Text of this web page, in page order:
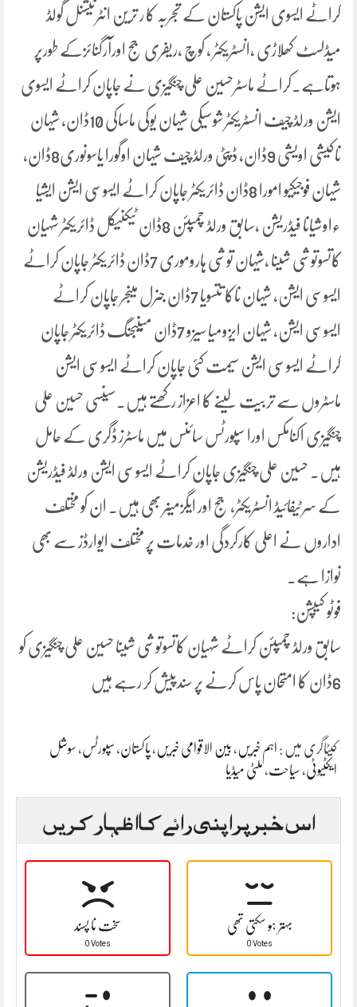
کراٹے ایسوی ایشن پاکستان کے تجربہ کا ر ترین انٹرنیشنل گولڈ
میڈلسٹ کھلاڑی ،انسٹریکٹر ، کوچ ،ریفری جج اورآرگنائزکے طورپر
ہوتاہے۔کراٹے ماسٹرحسین علی چنگیزی نے جاپان کراٹے ایسوی
ایشن ورلڈ چیف انسٹریکٹر شوسیکی شیہان یوکی ماساکی 10ڈان، شیہان
تاکیشی اویشی 9ڈان، ڈپٹی ورلڈ چیف شیہان اوگورا یاسونوری8ڈان،
شیہان فوجیکیو امورا 8ڈان ڈائریکٹر جاپان کراٹے ایسوسی ایشن ایشیا
ءاوشیانا فیڈریشن ،سابق ورلڈ چمپئن 8ڈان ٹیکنیکل ڈائریکٹر شہیان
کاتسوتوشی شینا ،شیہان توشی ہاروموری 7ڈان ڈائریکٹر جاپان کراٹے
ایسوسی ایشن، شیہان ناکا تتسویا 7ڈان جنرل مینجر جاپان کراٹے
ایسوسی ایشن، شیہان ایزومیا سیزو 7ڈان مینیجنگ ڈائریکٹر جاپان
کراٹے ایسوسی ایشن سیمت کئی جاپان کراٹے ایسوسی ایشن
ماسٹروں سے تربیت لینے کا اعزاز رکھتے ہیں۔سینسی حسین علی
چنگیزی اکنامکس اورا سپورٹس سائنس میں ماسٹرز ڈگری کے حامل
ہیں۔ حسین علی چنگیزی جاپان کراٹے ایسوسی ایشن ورلڈ فیڈریشن
کے سرٹیفائیڈ انسٹریکٹر، جج اور ایگزمینر بھی ہیں۔ ان کو مختلف
اداروں نے اعلی کارکردگی اور خدمات پر مختلف ایوارڈز سے بھی
نوازا ہے۔
فوٹو کیپشن:
سابق ورلڈ چمپئن کراٹے شہیان کاتسوتوشی شینا حسین علی چنگیزی کو
6ڈان کا امتحان پاس کرنے پر سندپیش کر رہے ہیں
کیٹاگری میں : اہم خبریں ، بین الاقوامی خبریں ، پاکستان، سپورٹس، سوشل
ایکٹیوٹی، سیاحت، ملٹی میڈیا
اس خبر پر اپنی رائے کا اظہار کریں
سخت نا پسند
0 Votes
بہتر ہو سکتی تھی
0 Votes